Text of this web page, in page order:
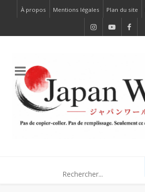
À propos Mentions légales Plan du site